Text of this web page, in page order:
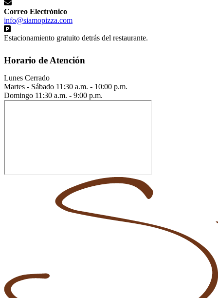
Correo Electrónico
info@siamopizza.com
Estacionamiento gratuito detrás del restaurante.
Horario de Atención
Lunes Cerrado
Martes - Sábado 11:30 a.m. - 10:00 p.m.
Domingo 11:30 a.m. - 9:00 p.m.